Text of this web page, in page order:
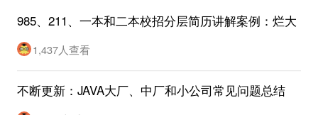
985、211、一本和二本校招分层简历讲解案例：烂大
街项目也可以按实习修改
1,437人查看
不断更新：JAVA大厂、中厂和小公司常见问题总结